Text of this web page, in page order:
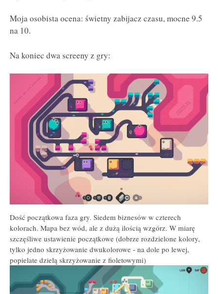
Moja osobista ocena: świetny zabijacz czasu, mocne 9.5
na 10.
Na koniec dwa screeny z gry:
Dość początkowa faza gry. Siedem biznesów w czterech
kolorach. Mapa bez wód, ale z dużą ilością wzgórz. W miarę
szczęśliwe ustawienie początkowe (dobrze rozdzielone kolory,
tylko jedno skrzyżowanie dwukolorowe - na dole po lewej,
popielate dzielą skrzyżowanie z fioletowymi)